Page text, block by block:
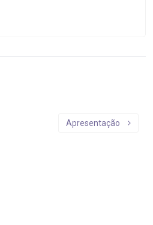
Apresentação